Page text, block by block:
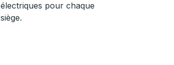
électriques pour chaque
siège.